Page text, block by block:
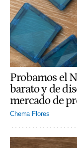
Probamos el
barato y de
mercado de
Chema Flores